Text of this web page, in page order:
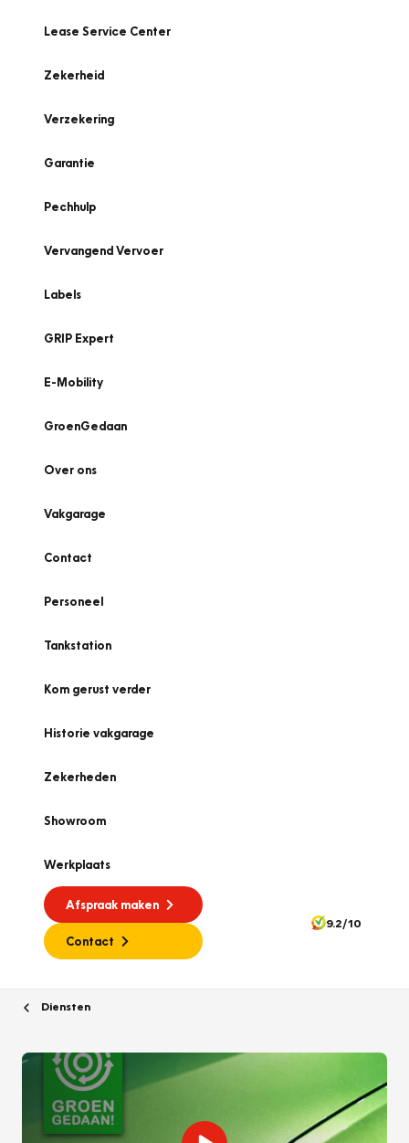
Lease Service Center
Zekerheid
Verzekering
Garantie
Pechhulp
Vervangend Vervoer
Labels
GRIP Expert
E-Mobility
GroenGedaan
Over ons
Vakgarage
Contact
Personeel
Tankstation
Kom gerust verder
Historie vakgarage
Zekerheden
Showroom
Werkplaats
Afspraak maken
Contact
9.2/10
Diensten